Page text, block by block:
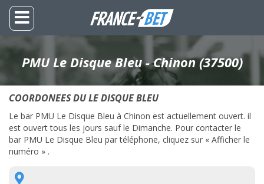
PMU Le Disque Bleu - Chinon (37500)
COORDONEES DU LE DISQUE BLEU
Le bar PMU Le Disque Bleu à Chinon est actuellement ouvert. il
est ouvert tous les jours sauf le Dimanche. Pour contacter le
bar PMU Le Disque Bleu par téléphone, cliquez sur « Afficher le
numéro » .